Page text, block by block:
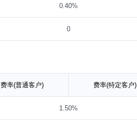
0.40%
0
费率(普通客户) 费率(特定客户)
1.50%